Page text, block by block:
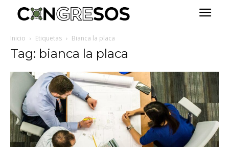
Inicio Etiquetas Bianca la placa
Tag: bianca la placa